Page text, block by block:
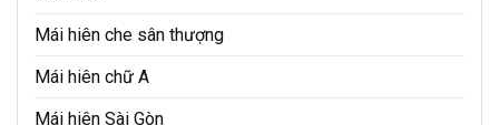
Mái hiên che sân thượng
Mái hiên chữ A
Mái hiên Sài Gòn